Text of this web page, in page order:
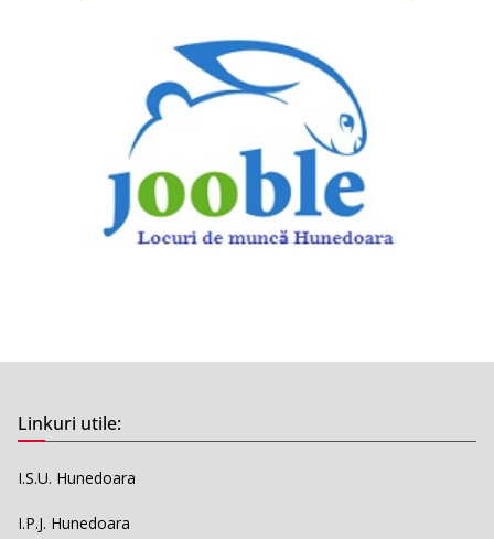
Linkuri utile:
I.S.U. Hunedoara
I.P.J. Hunedoara